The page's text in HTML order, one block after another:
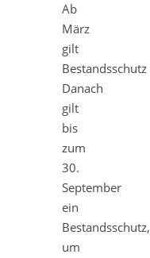
Ab
März
gilt
Bestandsschutz
Danach
gilt
bis
zum
30.
September
ein
Bestandsschutz,
um